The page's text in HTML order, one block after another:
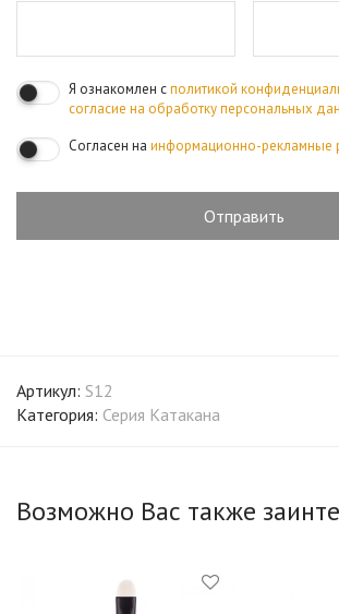
Я ознакомлен сполитикой
согласие на обработку персональных
Согласен на информационно-рекламные
Артикул: S12
Категория: Серия Катакана
Возможно Вас также